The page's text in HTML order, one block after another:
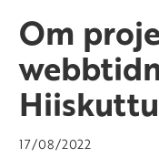
Om
17/08/2022